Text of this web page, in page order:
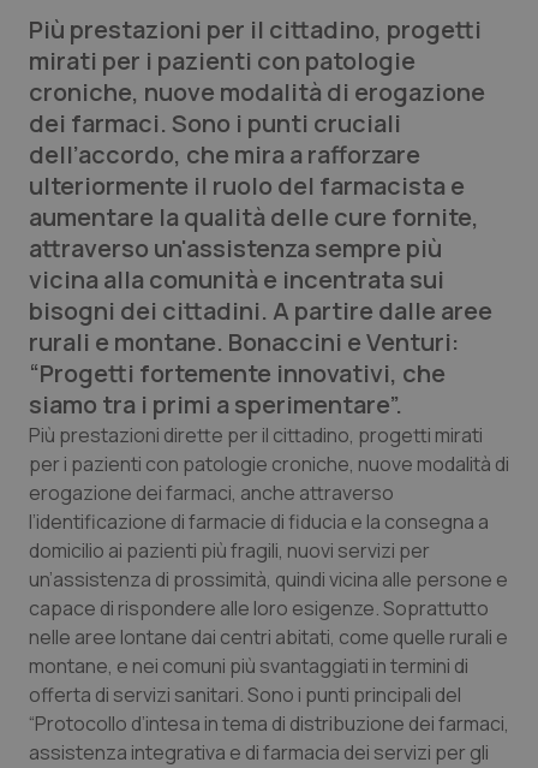
Lettere al direttore
Edizioni Regionali
QS Pro
Professionisti Sanitari.AI
Abruzzo
Basilicata
Calabria
Campania
Emilia-Romagna
Friuli Venezia Giulia
Lazio
Liguria
QS Pro Gold
Artrite & artrosi
Asma & BPCO
Car-T
Colesterolo & coronaropatie
Dermatite Atopica
Diabete & glucometri
Disturbi dell’umore
QS Club Newsletter
Più prestazioni per il cittadino, progetti
mirati per i pazienti con patologie
croniche, nuove modalità di erogazione
dei farmaci. Sono i punti cruciali
dell’accordo, che mira a rafforzare
ulteriormente il ruolo del farmacista e
aumentare la qualità delle cure fornite,
attraverso un'assistenza sempre più
vicina alla comunità e incentrata sui
bisogni dei cittadini. A partire dalle aree
rurali e montane. Bonaccini e Venturi:
“Progetti fortemente innovativi, che
siamo tra i primi a sperimentare”.
Più prestazioni dirette per il cittadino, progetti mirati
per i pazienti con patologie croniche, nuove modalità di
erogazione dei farmaci, anche attraverso
l’identificazione di farmacie di fiducia e la consegna a
domicilio ai pazienti più fragili, nuovi servizi per
un’assistenza di prossimità, quindi vicina alle persone e
capace di rispondere alle loro esigenze. Soprattutto
nelle aree lontane dai centri abitati, come quelle rurali e
montane, e nei comuni più svantaggiati in termini di
offerta di servizi sanitari. Sono i punti principali del
“Protocollo d’intesa in tema di distribuzione dei farmaci,
assistenza integrativa e di farmacia dei servizi per gli